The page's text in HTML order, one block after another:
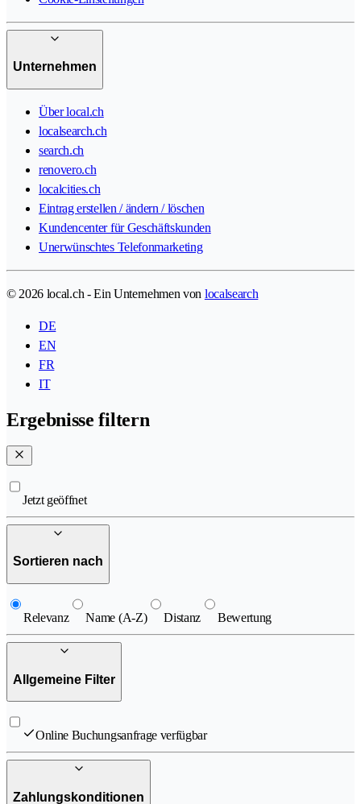
Unternehmen
Über local.ch
localsearch.ch
search.ch
renovero.ch
localcities.ch
Eintrag erstellen / ändern / löschen
Kundencenter für Geschäftskunden
Unerwünschtes Telefonmarketing
© 2026 local.ch - Ein Unternehmen von localsearch
DE
EN
FR
IT
Ergebnisse filtern
Jetzt geöffnet
Sortieren nach
Relevanz Name (A-Z) Distanz Bewertung
Allgemeine Filter
Online Buchungsanfrage verfügbar
Zahlungskonditionen